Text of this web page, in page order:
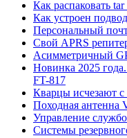
Как распаковать
Как устроен
Персональный
Свой APRS
Асимметричный
Новинка 2025
FT-817
Кварцы исчезают с
Походная антенна
Управление
Системы